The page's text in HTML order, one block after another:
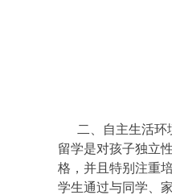
二、自主生活环
留学是对孩子独立
格，并且特别注重
学生通过与同学、